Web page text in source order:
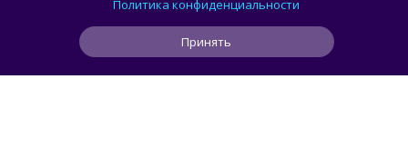
видеокарт на Linux
Политика конфиденциальности
Принять